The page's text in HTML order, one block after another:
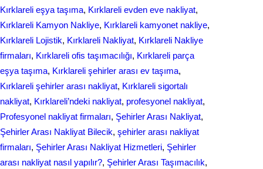
Kırklareli eşya taşıma, Kırklareli evden eve nakliyat
Kırklareli Kamyon Nakliye, Kırklareli kamyonet nakliye
Kırklareli Lojistik, Kırklareli Nakliyat, Kırklareli Nakliye
firmaları, Kırklareli ofis taşımacılığı, Kırklareli parça
eşya taşıma, Kırklareli şehirler arası ev taşıma
Kırklareli şehirler arası nakliyat, Kırklareli sigortalı
nakliyat, Kırklareli’ndeki nakliyat, profesyonel nakliyat
Profesyonel nakliyat firmaları, Şehirler Arası Nakliyat
Şehirler Arası Nakliyat Bilecik, şehirler arası nakliyat
firmaları, Şehirler Arası Nakliyat Hizmetleri, Şehirler
arası nakliyat nasıl yapılır?, Şehirler Arası Taşımacılık